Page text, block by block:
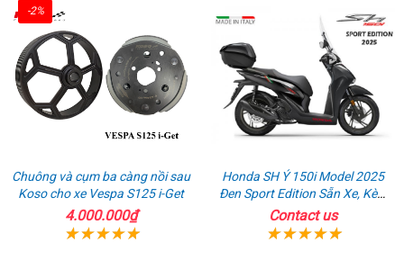
-2%
Chuông và cụm ba càng nồi sau
Koso cho xe Vespa S125 i-Get
4.000.000₫
Honda SH Ý 150i Model 2025
Đen Sport Edition Sẵn Xe, Kèm
Full Phụ Kiện
Contact us